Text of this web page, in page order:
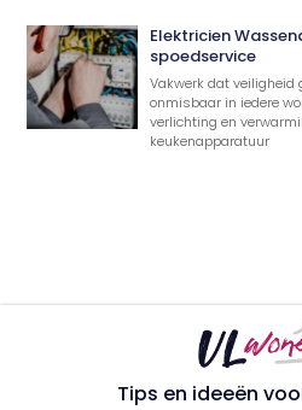
Elektricien
spoedservice
Vakwerk dat veiligheid
onmisbaar in iedere
verlichting en
keukenapparatuur
Tips en ideeën